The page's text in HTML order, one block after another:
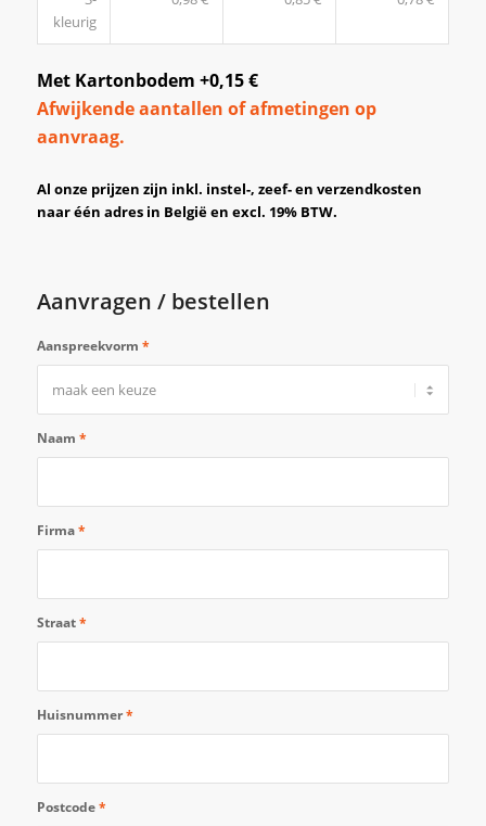
kleurig
Met Kartonbodem +0,15 €
Afwijkende aantallen of afmetingen op
aanvraag.
Al onze prijzen zijn inkl. instel-, zeef- en verzendkosten
naar één adres in België en excl. 19% BTW.
Aanvragen / bestellen
Aanspreekvorm *
Naam *
Firma*
Straat*
Huisnummer*
Postcode*